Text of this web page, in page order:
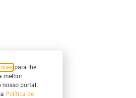
para lhe
melhor
nosso portal.
Política de